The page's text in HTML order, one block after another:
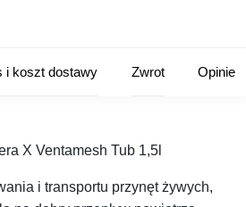
i koszt dostawy Zwrot Opinie
X Ventamesh Tub 1,5l
i transportu przynęt żywych,